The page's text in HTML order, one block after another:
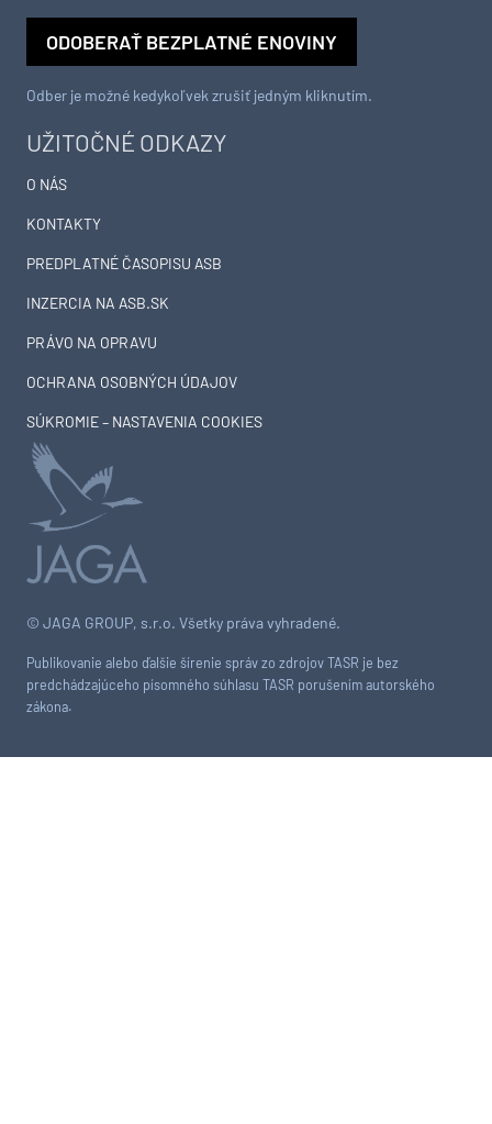
© JAGA GROUP, s.r.o. Všetky práva vyhradené.
Publikovanie alebo ďalšie šírenie správ zo zdrojov TASR je bez
predchádzajúceho písomného súhlasu TASR porušením autorského
zákona.
UŽITOČNÉ ODKAZY
O NÁS
KONTAKTY
PREDPLATNÉ ČASOPISU ASB
INZERCIA NA ASB.SK
PRÁVO NA OPRAVU
OCHRANA OSOBNÝCH ÚDAJOV
SÚKROMIE – NASTAVENIA COOKIES
ODOBERAŤ BEZPLATNÉ ENOVINY
Odber je možné kedykoľvek zrušiť jedným kliknutím.